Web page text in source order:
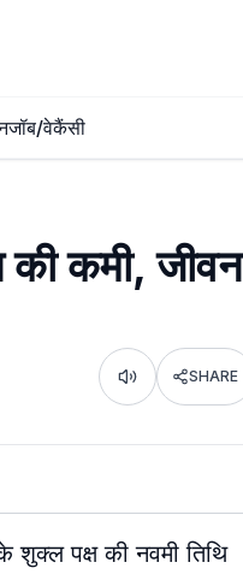
जॉब/वेकैंसी
की कमी, जीवन
Listen SHARE
शुक्ल पक्ष की नवमी तिथि